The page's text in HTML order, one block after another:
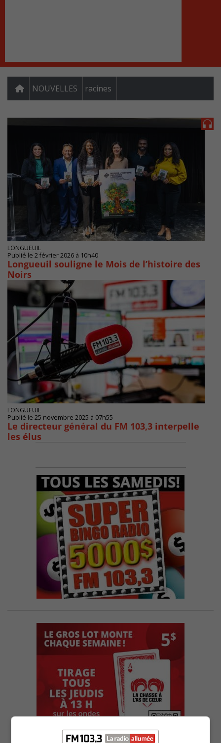
NOUVELLES racines
LONGUEUIL
Publié le 2 février 2026 à 10h40
Longueuil souligne le Mois de l’histoire des
Noirs
LONGUEUIL
Publié le 25 novembre 2025 à 07h55
Le directeur général du FM 103,3 interpelle
les élus